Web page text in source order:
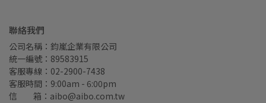
聯絡我們
公司名稱：鈞嵐企業有限公司
統一編號：89583915
客服專線：02-2900-7438
客服時間：9:00am - 6:00pm
信         箱：aibo@aibo.com.tw